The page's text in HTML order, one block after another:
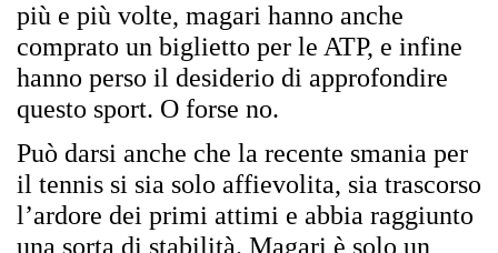
più e più volte, magari hanno anche
comprato un biglietto per le ATP, e infine
hanno perso il desiderio di approfondire
questo sport. O forse no.
Può darsi anche che la recente smania per
il tennis si sia solo affievolita, sia trascorso
l’ardore dei primi attimi e abbia raggiunto
una sorta di stabilità. Magari è solo un